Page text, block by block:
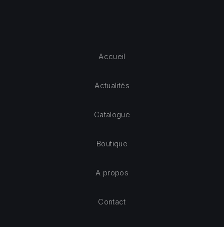
Accueil
Actualités
Catalogue
Boutique
A propos
Contact